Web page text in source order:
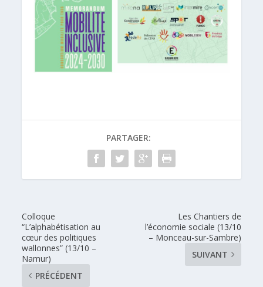
PARTAGER:
Colloque
“L’alphabétisation au
cœur des politiques
wallonnes” (13/10 –
Namur)
PRÉCÉDENT
Les Chantiers de
l’économie sociale (13/10
– Monceau-sur-Sambre)
SUIVANT